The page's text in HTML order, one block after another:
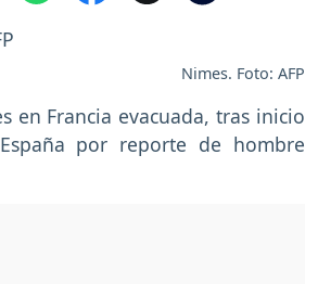
Nimes. Foto: AFP
en Francia evacuada, tras inicio
por reporte de hombre